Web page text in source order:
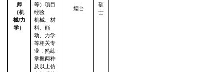
师
（机
械/力
学）
等）项目
经验
机械、材
料、能
动、力学
等相关专
业，熟练
掌握两种
及以上仿
烟台
硕
士